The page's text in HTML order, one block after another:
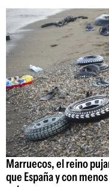
Marruecos, el reino
que España y con